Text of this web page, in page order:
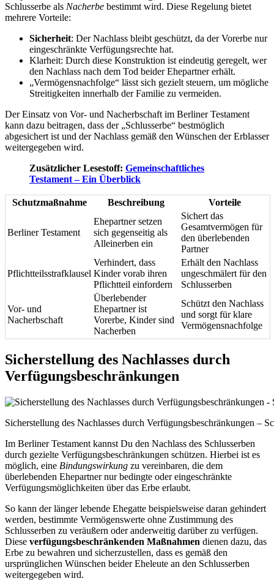
Schlusserbe als Nacherbe bestimmt wird. Diese Regelung bietet
mehrere Vorteile:
Sicherheit: Der Nachlass bleibt geschützt, da der Vorerbe nur
eingeschränkte Verfügungsrechte hat.
Klarheit: Durch diese Konstruktion ist eindeutig geregelt, wer
den Nachlass nach dem Tod beider Ehepartner erhält.
„Vermögensnachfolge“ lässt sich gezielt steuern, um mögliche
Streitigkeiten innerhalb der Familie zu vermeiden.
Der Einsatz von Vor- und Nacherbschaft im Berliner Testament
kann dazu beitragen, dass der „Schlusserbe“ bestmöglich
abgesichert ist und der Nachlass gemäß den Wünschen der Erblasser
weitergegeben wird.
Zusätzlicher Lesestoff: Gemeinschaftliches
Testament – Ein Überblick
Schutzmaßnahme Beschreibung Vorteile
Berliner Testament
Ehepartner setzen
sich gegenseitig als
Alleinerben ein
Sichert das
Gesamtvermögen für
den überlebenden
Partner
Pflichtteilsstrafklausel
Verhindert, dass
Kinder vorab ihren
Pflichtteil einfordern
Erhält den Nachlass
ungeschmälert für den
Schlusserben
Vor- und
Nacherbschaft
Überlebender
Ehepartner ist
Vorerbe, Kinder sind
Nacherben
Schützt den Nachlass
und sorgt für klare
Vermögensnachfolge
Sicherstellung des Nachlasses durch
Verfügungsbeschränkungen
Sicherstellung des Nachlasses durch Verfügungsbeschränkungen –
Im Berliner Testament kannst Du den Nachlass des Schlusserben
durch gezielte Verfügungsbeschränkungen schützen. Hierbei ist es
möglich, eine Bindungswirkung zu vereinbaren, die dem
überlebenden Ehepartner nur bedingte oder eingeschränkte
Verfügungsmöglichkeiten über das Erbe erlaubt.
So kann der länger lebende Ehegatte beispielsweise daran gehindert
werden, bestimmte Vermögenswerte ohne Zustimmung des
Schlusserben zu veräußern oder anderweitig darüber zu verfügen.
Diese verfügungsbeschränkenden Maßnahmen dienen dazu, das
Erbe zu bewahren und sicherzustellen, dass es gemäß den
ursprünglichen Wünschen beider Eheleute an den Schlusserben
weitergegeben wird.